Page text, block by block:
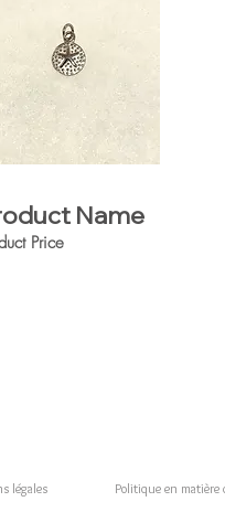
Name
Price
légales Politique en matière